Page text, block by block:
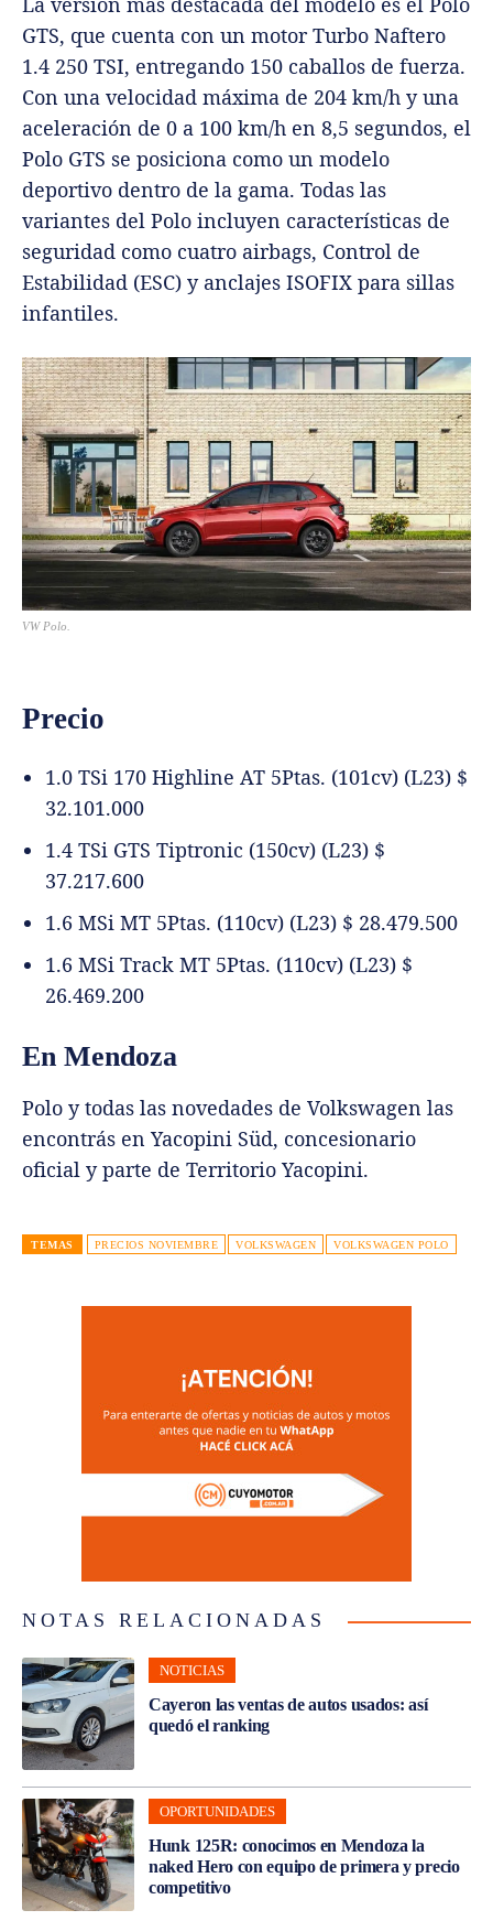
GTS, que cuenta con un motor Turbo Naftero
1.4 250 TSI, entregando 150 caballos de fuerza.
Con una velocidad máxima de 204 km/h y una
aceleración de 0 a 100 km/h en 8,5 segundos, el
Polo GTS se posiciona como un modelo
deportivo dentro de la gama. Todas las
variantes del Polo incluyen características de
seguridad como cuatro airbags, Control de
Estabilidad (ESC) y anclajes ISOFIX para sillas
infantiles.
VW Polo.
Precio
1.0 TSi 170 Highline AT 5Ptas. (101cv) (L23) $
32.101.000
1.4 TSi GTS Tiptronic (150cv) (L23) $
37.217.600
1.6 MSi MT 5Ptas. (110cv) (L23) $ 28.479.500
1.6 MSi Track MT 5Ptas. (110cv) (L23) $
26.469.200
En Mendoza
Polo y todas las novedades de Volkswagen las
encontrás en Yacopini Süd, concesionario
oficial y parte de Territorio Yacopini.
TEMAS PRECIOS NOVIEMBRE VOLKSWAGEN VOLKSWAGEN POLO
NOTAS RELACIONADAS
NOTICIAS
Cayeron las ventas de autos usados: así
quedó el ranking
OPORTUNIDADES
Hunk 125R: conocimos en Mendoza la
naked Hero con equipo de primera y precio
competitivo